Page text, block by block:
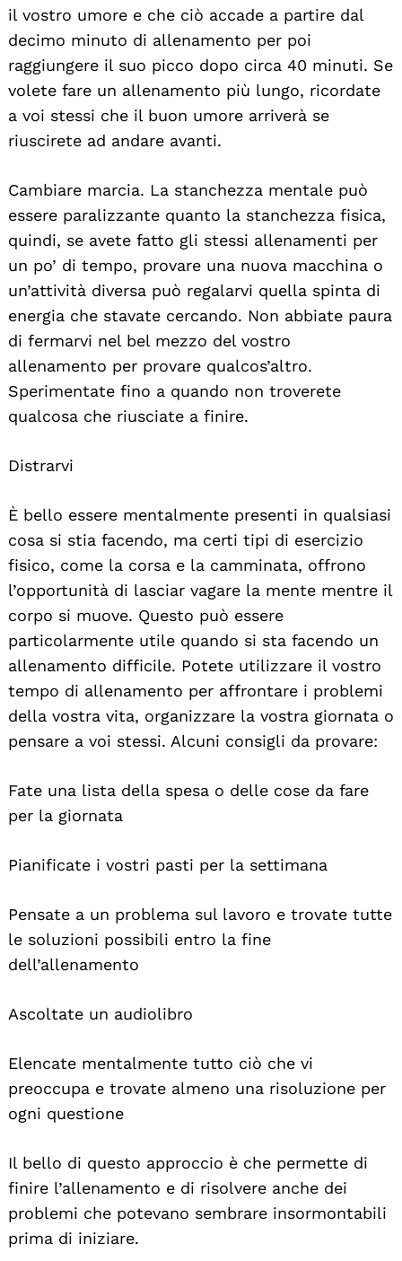
il vostro umore e che ciò accade a partire dal
decimo minuto di allenamento per poi
raggiungere il suo picco dopo circa 40 minuti. Se
volete fare un allenamento più lungo, ricordate
a voi stessi che il buon umore arriverà se
riuscirete ad andare avanti.
Cambiare marcia. La stanchezza mentale può
essere paralizzante quanto la stanchezza fisica,
quindi, se avete fatto gli stessi allenamenti per
un po’ di tempo, provare una nuova macchina o
un’attività diversa può regalarvi quella spinta di
energia che stavate cercando. Non abbiate paura
di fermarvi nel bel mezzo del vostro
allenamento per provare qualcos’altro.
Sperimentate fino a quando non troverete
qualcosa che riusciate a finire.
Distrarvi
È bello essere mentalmente presenti in qualsiasi
cosa si stia facendo, ma certi tipi di esercizio
fisico, come la corsa e la camminata, offrono
l’opportunità di lasciar vagare la mente mentre il
corpo si muove. Questo può essere
particolarmente utile quando si sta facendo un
allenamento difficile. Potete utilizzare il vostro
tempo di allenamento per affrontare i problemi
della vostra vita, organizzare la vostra giornata o
pensare a voi stessi. Alcuni consigli da provare:
Fate una lista della spesa o delle cose da fare
per la giornata
Pianificate i vostri pasti per la settimana
Pensate a un problema sul lavoro e trovate tutte
le soluzioni possibili entro la fine
dell’allenamento
Ascoltate un audiolibro
Elencate mentalmente tutto ciò che vi
preoccupa e trovate almeno una risoluzione per
ogni questione
Il bello di questo approccio è che permette di
finire l’allenamento e di risolvere anche dei
problemi che potevano sembrare insormontabili
prima di iniziare.